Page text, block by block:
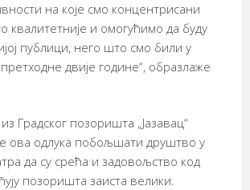
на које смо концентрисани
квалитетније и омогућимо да буду
публици, него што смо били у
двије године“, образлаже
Градског позоришта „Јазавац“
ова одлука побољшати друштво у
да су срећа и задовољство код
позоришта заиста велики.